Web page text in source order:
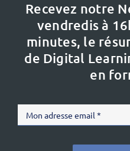
Recevez notre
vendredis à
minutes, le
de Digital
en